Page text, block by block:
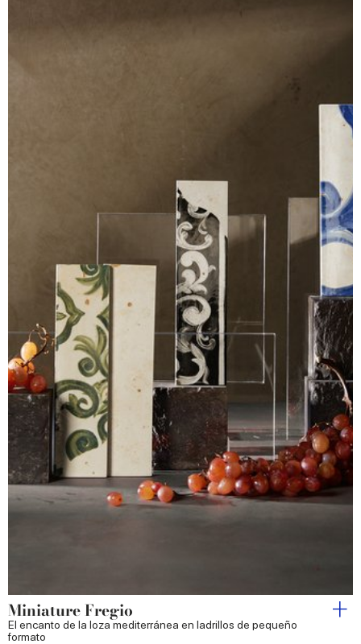
Miniature Fregio
El encanto de la loza mediterránea en ladrillos de pequeño
formato